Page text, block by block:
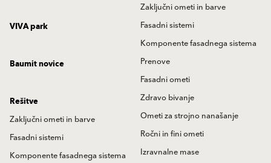
Zaključni ometi in barve
Fasadni sistemi
Komponente fasadnega sistema
Prenove
Fasadni ometi
Zdravo bivanje
Ometi za strojno nanašanje
Ročni in fini ometi
Izravnalne mase
VIVA park
Baumit novice
Rešitve
Zaključni ometi in barve
Fasadni sistemi
Komponente fasadnega sistema